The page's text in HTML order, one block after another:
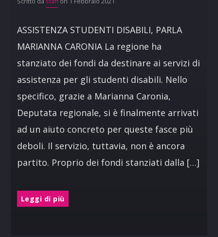
ASSISTENZA STUDENTI DISABILI, PARLA
MARIANNA CARONIA La regione ha
stanziato dei fondi da destinare ai servizi di
assistenza per gli studenti disabili. Nello
specifico, grazie a Marianna Caronia,
Deputata regionale, si è finalmente arrivati
ad un aiuto concreto per queste fasce più
deboli. Il servizio, tuttavia, non è ancora
partito. Proprio dei fondi stanziati dalla […]
Leggi di più